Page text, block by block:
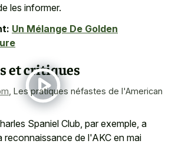
les informer.
Un Mélange De Golden
et critiques
Les pratiques néfastes de l'American
Spaniel Club, par exemple, a
reconnaissance de l'AKC en mai